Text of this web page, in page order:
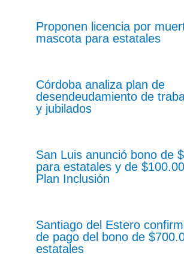
Proponen licencia por
mascota para estatales
Córdoba analiza plan de
desendeudamiento de
y jubilados
San Luis anunció bono de
para estatales y de
Plan Inclusión
Santiago del Estero
de pago del bono de
estatales